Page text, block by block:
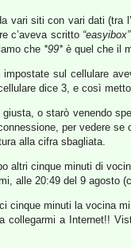
vari siti con vari dati
c’aveva scritto “easyibox”
che *99*è quel che il
sul cellulare
dice 3, e così metto
o starò venendo
per vedere
alla cifra sbagliata.
altri cinque minuti di
alle 20:49 del 9 agosto
cinque minuti la vocina
a Internet!!